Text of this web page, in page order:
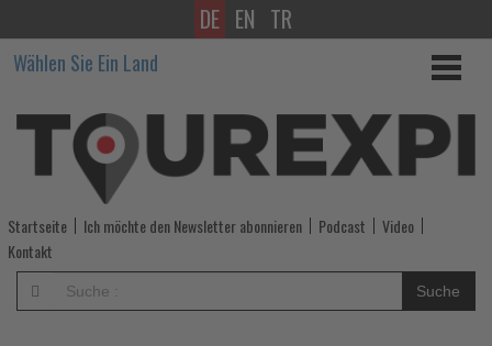
Oceania
Cruises
setzt
2027
auf
Themenreisen
mit
DE EN TR
Wählen Sie Ein Land
Startseite Ich möchte den Newsletter abonnieren Podcast
Video
Kontakt
Suche